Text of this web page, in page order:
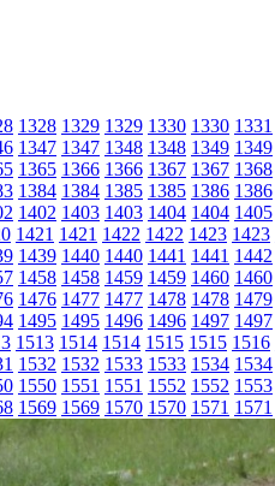
1328 1329 1329 1330 1330 1331
1347 1347 1348 1348 1349 1349
1365 1366 1366 1367 1367 1368
1384 1384 1385 1385 1386 1386
1402 1403 1403 1404 1404 1405
1421 1421 1422 1422 1423 1423
1439 1440 1440 1441 1441 1442
1458 1458 1459 1459 1460 1460
1476 1477 1477 1478 1478 1479
1495 1495 1496 1496 1497 1497
1513 1514 1514 1515 1515 1516
1532 1532 1533 1533 1534 1534
1550 1551 1551 1552 1552 1553
1569 1569 1570 1570 1571 1571